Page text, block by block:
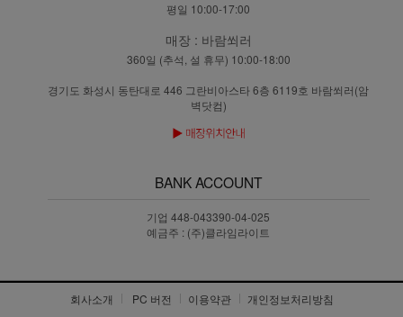
평일 10:00-17:00
매장 : 바람쐬러
360일 (추석, 설 휴무) 10:00-18:00
경기도 화성시 동탄대로 446 그란비아스타 6층 6119호 바람쐬러(암
벽닷컴)
BANK ACCOUNT
기업 448-043390-04-025
예금주 : (주)클라임라이트
회사소개 PC 버전 이용약관 개인정보처리방침